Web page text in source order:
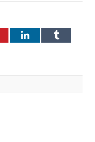
LinkedInTumblr